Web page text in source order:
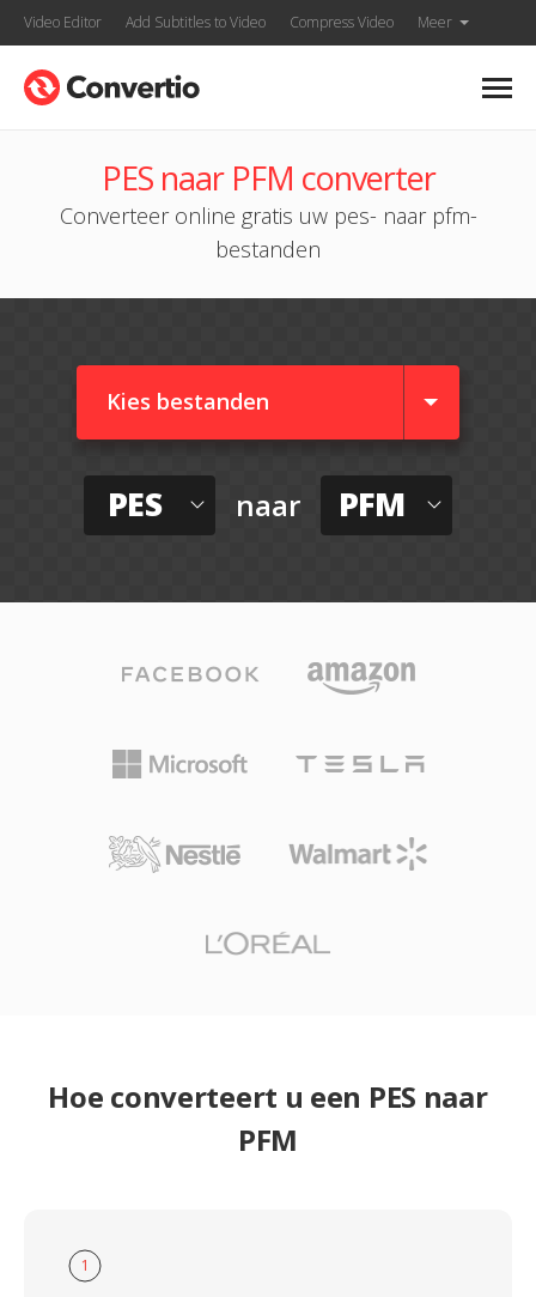
Video Editor Add Subtitles to Video Compress Video Meer
PES naar PFM converter
Converteer online gratis uw pes- naar pfm-
bestanden
Kies bestanden
PES naar PFM
Hoe converteert u een PES naar
PFM
1